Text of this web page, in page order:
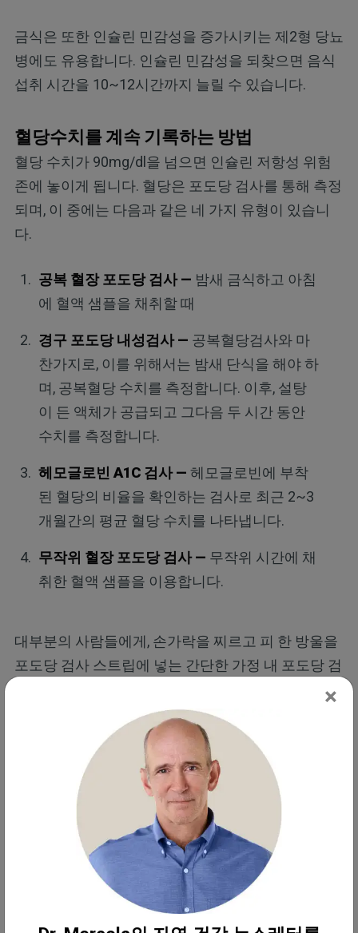
금식은 또한 인슐린 민감성을 증가시키는 제2형 당뇨
병에도 유용합니다. 인슐린 민감성을 되찾으면 음식
섭취 시간을 10~12시간까지 늘릴 수 있습니다.
혈당수치를 계속 기록하는 방법
혈당 수치가 90mg/dl을 넘으면 인슐린 저항성 위험
존에 놓이게 됩니다. 혈당은 포도당 검사를 통해 측정
되며, 이 중에는 다음과 같은 네 가지 유형이 있습니
다.
공복 혈장 포도당 검사 — 밤새 금식하고 아침
에 혈액 샘플을 채취할 때
경구 포도당 내성검사 — 공복혈당검사와 마
찬가지로, 이를 위해서는 밤새 단식을 해야 하
며, 공복혈당 수치를 측정합니다. 이후, 설탕
이 든 액체가 공급되고 그다음 두 시간 동안
수치를 측정합니다.
헤모글로빈 A1C 검사 — 헤모글로빈에 부착
된 혈당의 비율을 확인하는 검사로 최근 2~3
개월간의 평균 혈당 수치를 나타냅니다.
무작위 혈장 포도당 검사 — 무작위 시간에 채
취한 혈액 샘플을 이용합니다.
대부분의 사람들에게, 손가락을 찌르고 피 한 방울을
포도당 검사 스트립에 넣는 간단한 가정 내 포도당 검
사가 효과가 있을 것입니다. 이상적으로, 아침에 첫
식사를 하기 전에, 그리고 마지막 식사 후에 몇 시간
후, 이렇게 하루에 2~3번 검사해 보세요.
그러나 일단 여러분이 하루 동안 단식을 하거나 탄수
화물을 적게 섭취하면, 혈당 수치가 감소하기 때문에
포도당 수치는 가짜일 수 있습니다. 하지만 이후 수치
는 오르는데, 신체는 특정한 양의 포도당을 필요로 하
고, 그것을 만들기 위해 근육과 뼈로부터 단백질을 희
생시키기 위해 신체가 코르티솔을 증가시키기 때문
입니다.
×